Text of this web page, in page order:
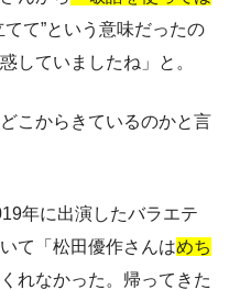
て”という意味だったの
していましたね」と。
こからきているのかと言
年に出演したバラエテ
て「松田優作さんはめち
れなかった。帰ってきた